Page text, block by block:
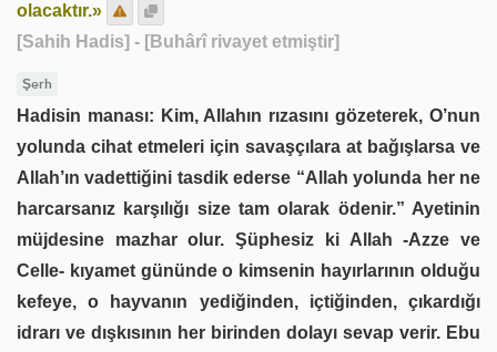
olacaktır.»
[Sahih Hadis] - [Buhârî rivayet etmiştir]
Şerh
Hadisin manası: Kim, Allahın rızasını gözeterek, O’nun
yolunda cihat etmeleri için savaşçılara at bağışlarsa ve
Allah’ın vadettiğini tasdik ederse “Allah yolunda her ne
harcarsanız karşılığı size tam olarak ödenir.” Ayetinin
müjdesine mazhar olur. Şüphesiz ki Allah -Azze ve
Celle- kıyamet gününde o kimsenin hayırlarının olduğu
kefeye, o hayvanın yediğinden, içtiğinden, çıkardığı
idrarı ve dışkısının her birinden dolayı sevap verir. Ebu